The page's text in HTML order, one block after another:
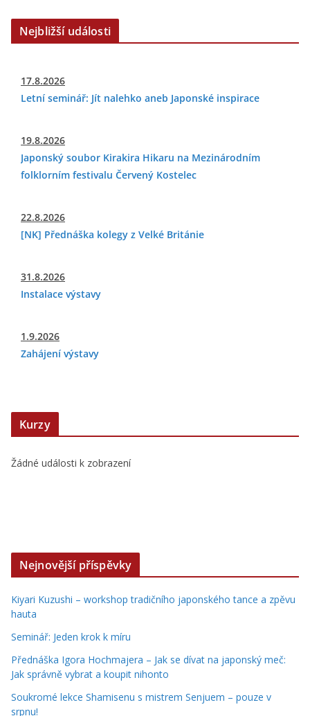
Nejbližší události
17.8.2026
Letní seminář: Jít nalehko aneb Japonské inspirace
19.8.2026
Japonský soubor Kirakira Hikaru na Mezinárodním
folklorním festivalu Červený Kostelec
22.8.2026
[NK] Přednáška kolegy z Velké Británie
31.8.2026
Instalace výstavy
1.9.2026
Zahájení výstavy
Kurzy
Žádné události k zobrazení
Nejnovější příspěvky
Kiyari Kuzushi – workshop tradičního japonského tance a zpěvu
hauta
Seminář: Jeden krok k míru
Přednáška Igora Hochmajera – Jak se dívat na japonský meč:
Jak správně vybrat a koupit nihonto
Soukromé lekce Shamisenu s mistrem Senjuem – pouze v
srpnu!